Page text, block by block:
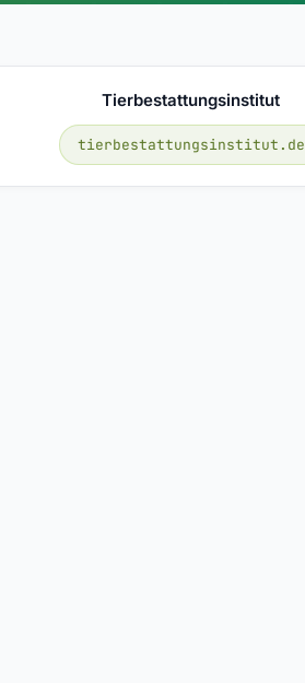
Tierbestattungsinstitut
tierbestattungsinstitut.de